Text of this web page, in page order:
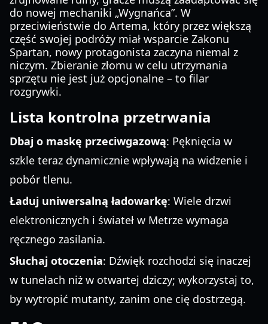
do nowej mechaniki „Wygnańca”. W
przeciwieństwie do Artema, który przez większą
część swojej podróży miał wsparcie Zakonu
Spartan, nowy protagonista zaczyna niemal z
niczym. Zbieranie złomu w celu utrzymania
sprzętu nie jest już opcjonalne – to filar
rozgrywki.
Lista kontrolna przetrwania
Dbaj o maskę przeciwgazową: Pęknięcia w
szkle teraz dynamicznie wpływają na widzenie i
pobór tlenu.
Ładuj uniwersalną ładowarkę: Wiele drzwi
elektronicznych i świateł w Metrze wymaga
ręcznego zasilania.
Słuchaj otoczenia: Dźwięk rozchodzi się inaczej
w tunelach niż w otwartej dziczy; wykorzystaj to,
by wytropić mutanty, zanim one cię dostrzegą.